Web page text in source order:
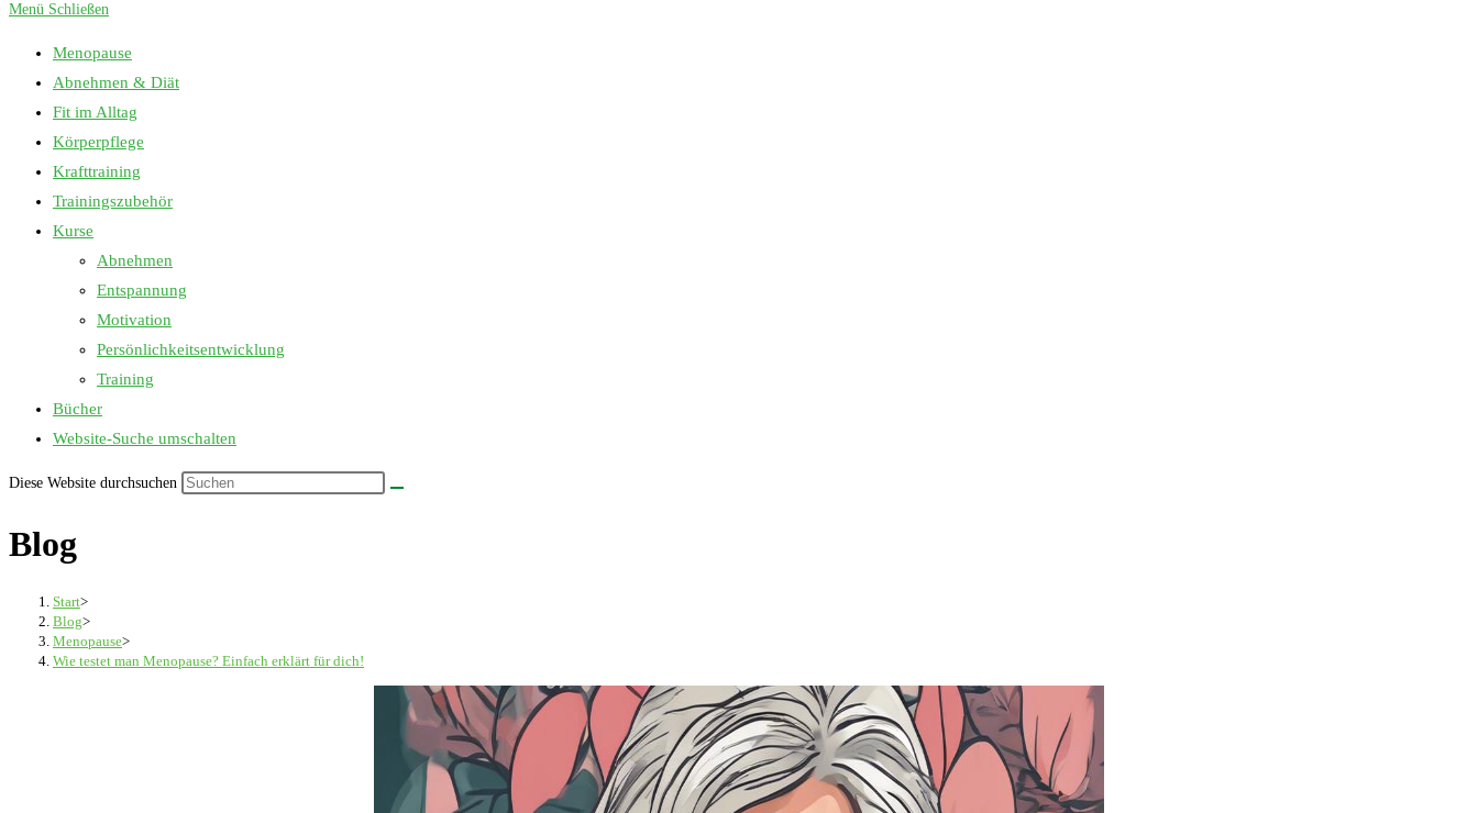
Menü Schließen
Menopause
Abnehmen & Diät
Fit im Alltag
Körperpflege
Krafttraining
Trainingszubehör
Kurse
Abnehmen
Entspannung
Motivation
Persönlichkeitsentwicklung
Training
Bücher
Website-Suche umschalten
Diese Website durchsuchen
Blog
Start>
Blog>
Menopause>
Wie testet man Menopause? Einfach erklärt für dich!